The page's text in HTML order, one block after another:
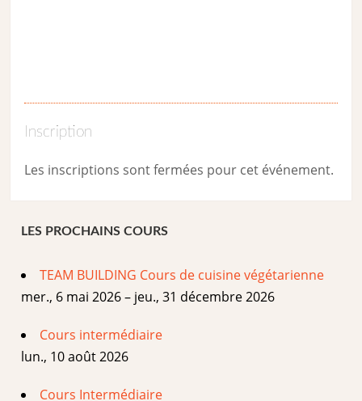
Inscription
Les inscriptions sont fermées pour cet événement.
LES PROCHAINS COURS
TEAM BUILDING Cours de cuisine végétarienne
mer., 6 mai 2026 – jeu., 31 décembre 2026
Cours intermédiaire
lun., 10 août 2026
Cours Intermédiaire